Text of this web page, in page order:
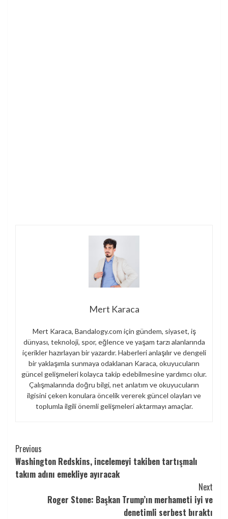
Mert Karaca
Mert Karaca, Bandalogy.com için gündem, siyaset, iş
dünyası, teknoloji, spor, eğlence ve yaşam tarzı alanlarında
içerikler hazırlayan bir yazardır. Haberleri anlaşılır ve dengeli
bir yaklaşımla sunmaya odaklanan Karaca, okuyucuların
güncel gelişmeleri kolayca takip edebilmesine yardımcı olur.
Çalışmalarında doğru bilgi, net anlatım ve okuyucuların
ilgisini çeken konulara öncelik vererek güncel olayları ve
toplumla ilgili önemli gelişmeleri aktarmayı amaçlar.
Continue
Reading
Previous
Washington Redskins, incelemeyi takiben tartışmalı
takım adını emekliye ayıracak
Next
Roger Stone: Başkan Trump’ın merhameti iyi ve
denetimli serbest bıraktı